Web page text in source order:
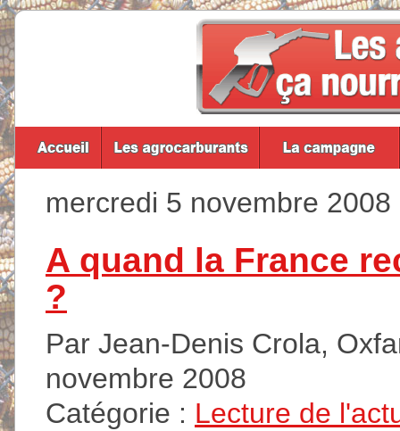
mercredi 5 novembre 2008
A quand la France
?
Par Jean-Denis Crola,
novembre 2008
Catégorie : Lecture de